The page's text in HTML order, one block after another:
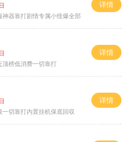
神器靠打剧情专属小怪爆全部
详情
顶榜低消费一切靠打
详情
一切靠打内置挂机保底回収
详情